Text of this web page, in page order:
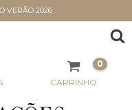
VERÃO 2026
CARRINHO
0